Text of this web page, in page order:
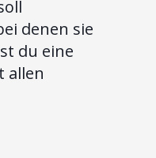
denen sie
du eine
allen